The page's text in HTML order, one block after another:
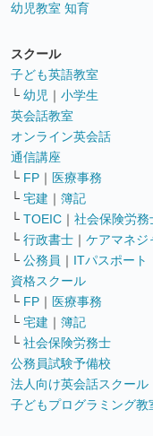
幼児教室 知育
スクール
子ども英語教室
└ 幼児 ｜ 小学生
英会話教室
オンライン英会話
通信講座
└ FP ｜ 医療事務
└ 宅建 ｜ 簿記
└ TOEIC ｜ 社会保険労務
└ 行政書士 ｜ ケアマネジ
└ 公務員 ｜ ITパスポート
資格スクール
└ FP ｜ 医療事務
└ 宅建 ｜ 簿記
└ 社会保険労務士
公務員試験予備校
法人向け英会話スクール
子どもプログラミング教